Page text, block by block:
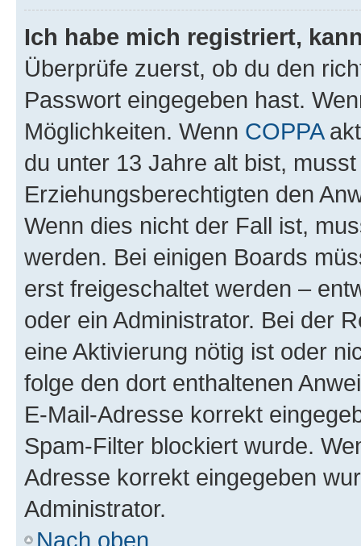
Ich habe mich registriert,
Überprüfe zuerst, ob du den
Passwort eingegeben hast.
Möglichkeiten. Wenn COPPA
du unter 13 Jahre alt bist,
Erziehungsberechtigten den
Wenn dies nicht der Fall ist,
werden. Bei einigen Boards
erst freigeschaltet werden –
oder ein Administrator. Bei der
eine Aktivierung nötig ist oder
folge den dort enthaltenen
E-Mail-Adresse korrekt
Spam-Filter blockiert wurde.
Adresse korrekt eingegeben
Administrator.
Nach oben